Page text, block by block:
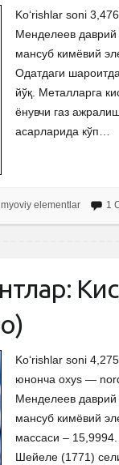
Ko‘rishlar soni
Менделеев даврий
мансуб кимёвий
Одатдаги
йўқ. Металларга
ёнувчи газ
асарларида кўп…
elementlar 1
Ko‘rishlar soni
юнонча oxys —
Менделеев даврий
мансуб кимёвий
массаси –
Шейеле (1771)